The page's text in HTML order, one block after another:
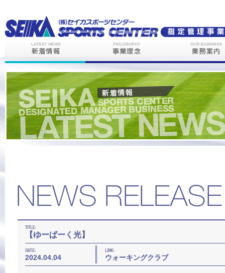
【ゆーぱーく光】
2024.04.04 ウォーキングクラブ